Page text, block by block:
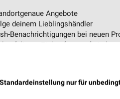
Angebote
deinem Lieblingshändler
Benachrichtigungen bei neuen
- Einkauf stressfrei
nur für